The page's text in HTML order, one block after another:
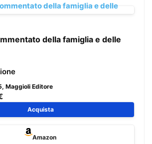
della famiglia e delle
al
formule
da norma di legge, commento,
di legge o scadenze, delle
massime giurisprudenziali. Le formule
Maggioli Editore
Acquista
Amazon